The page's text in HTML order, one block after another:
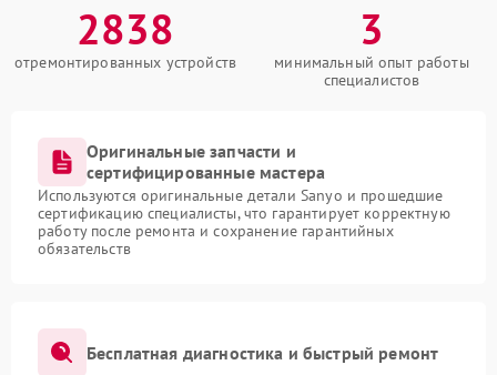
2838
отремонтированных устройств
3
минимальный опыт работы
специалистов
Оригинальные запчасти и
сертифицированные мастера
Используются оригинальные детали Sanyo и прошедшие
сертификацию специалисты, что гарантирует корректную
работу после ремонта и сохранение гарантийных
обязательств
Бесплатная диагностика и быстрый ремонт